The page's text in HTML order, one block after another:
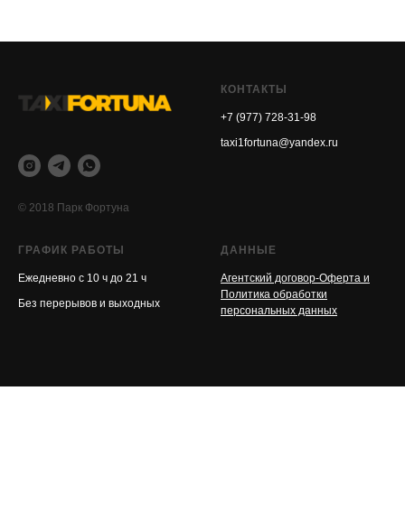
© 2018 Парк Фортуна
КОНТАКТЫ
+7 (977) 728-31-98
taxi1fortuna@yandex.ru
ГРАФИК РАБОТЫ
Ежедневно с 10 ч до 21 ч
Без перерывов и выходных
ДАННЫЕ
Агентский договор-Оферта и
Политика обработки
персональных данных